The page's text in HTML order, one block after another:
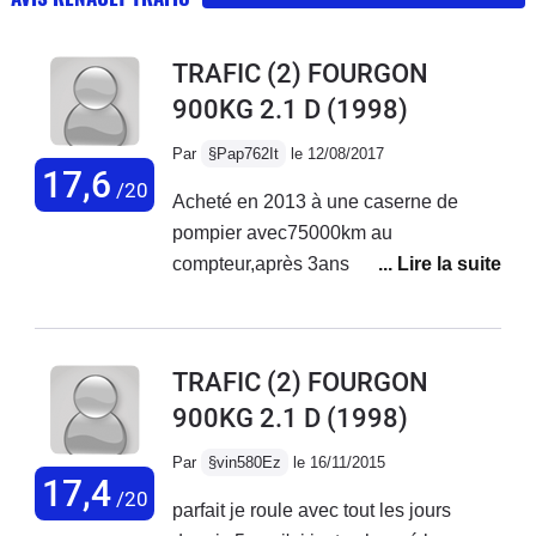
17,6 /20
TRAFIC (2) FOURGON
900KG 2.1 D (1998)
Par §Pap762It le 12/08/2017
Acheté en 2013 à une caserne de
pompier avec75000km au
compteur,après 3ans de loyaux
peinture de mon fils,je roule tout les
vidange tout les 10000km que du
bonheur.entretien régulier surtout
apparitions pointe de rouille.peinture
17,4/20
TRAFIC (2) FOURGON
900KG 2.1 D (1998)
Par §vin580Ez le 16/11/2015
parfait je roule avec tout les jours